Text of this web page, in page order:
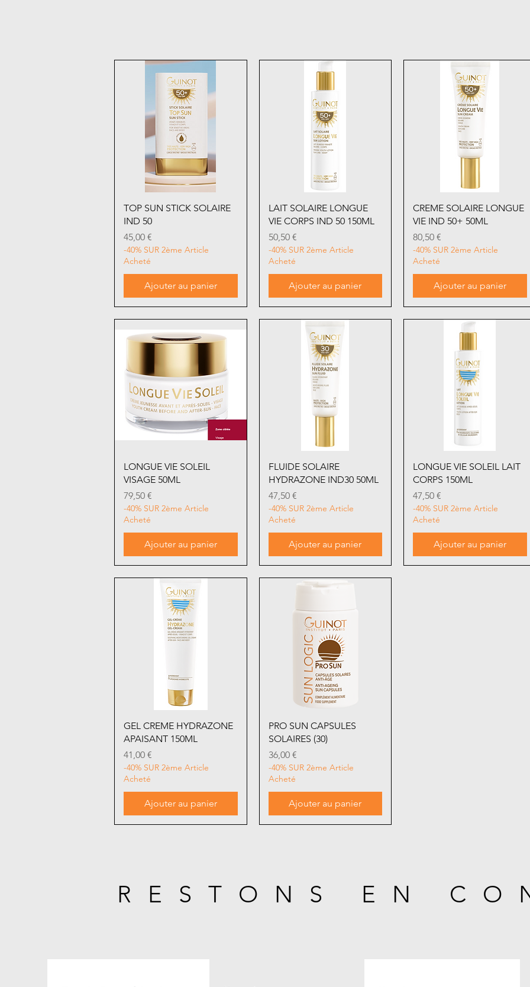
Aperçu rapide
TOP SUN STICK SOLAIRE
IND 50
Prix
45,00 €
-40% SUR 2ème Article
Acheté
Ajouter au panier
Aperçu rapide
LAIT SOLAIRE LONGUE
VIE CORPS IND 50 150ML
Prix
50,50 €
-40% SUR 2ème Article
Acheté
Ajouter au panier
Aperçu rapide
CREME SOLAIRE LONGUE
VIE IND 50+ 50ML
Prix
80,50 €
-40% SUR 2ème Article
Acheté
Ajouter au panier
Aperçu rapide
LONGUE VIE SOLEIL
VISAGE 50ML
Prix
79,50 €
-40% SUR 2ème Article
Acheté
Ajouter au panier
Aperçu rapide
FLUIDE SOLAIRE
HYDRAZONE IND30 50ML
Prix
47,50 €
-40% SUR 2ème Article
Acheté
Ajouter au panier
Aperçu rapide
LONGUE VIE SOLEIL LAIT
CORPS 150ML
Prix
47,50 €
-40% SUR 2ème Article
Acheté
Ajouter au panier
Aperçu rapide
GEL CREME HYDRAZONE
APAISANT 150ML
Prix
41,00 €
-40% SUR 2ème Article
Acheté
Ajouter au panier
Aperçu rapide
PRO SUN CAPSULES
SOLAIRES (30)
Prix
36,00 €
-40% SUR 2ème Article
Acheté
Ajouter au panier
RESTONS EN